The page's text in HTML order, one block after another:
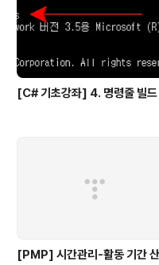
[C# 기초강좌] 4. 명령줄 빌드
[PMP] 시간관리-활동 기간